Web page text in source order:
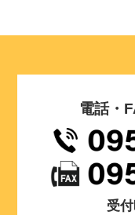
電話・
受